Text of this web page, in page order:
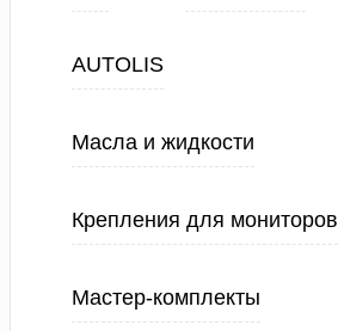
AUTOLIS
Масла и жидкости
Крепления для мониторов
Мастер-комплекты